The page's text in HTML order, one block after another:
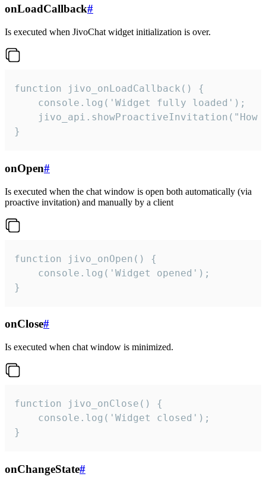
onLoadCallback#
Is executed when JivoChat widget initialization is over.
function jivo_onLoadCallback() {
    console.log('Widget fully loaded');
jivo_api.showProactiveInvitation("How
}
onOpen#
Is executed when the chat window is open both automatically (via
proactive invitation) and manually by a client
function jivo_onOpen() {
    console.log('Widget opened');
}
onClose#
Is executed when chat window is minimized.
function jivo_onClose() {
    console.log('Widget closed');
}
onChangeState#